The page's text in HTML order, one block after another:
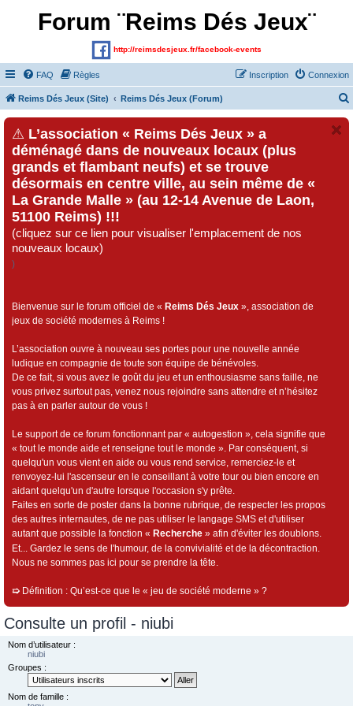
Forum ¨Reims Dés Jeux¨
http://reimsdesjeux.fr/facebook-events
FAQ Règles Connexion
Inscription
Reims Dés Jeux (Site) Reims Dés Jeux (Forum)
⚠ L’association « Reims Dés Jeux » a
déménagé dans de nouveaux locaux (plus
grands et flambant neufs) et se trouve
désormais en centre ville, au sein même de «
La Grande Malle » (au 12-14 Avenue de Laon,
51100 Reims) !!!
(cliquez sur ce lien pour visualiser l'emplacement de nos
nouveaux locaux)
)
Bienvenue sur le forum officiel de « Reims Dés Jeux », association de
jeux de société modernes à Reims !
L’association ouvre à nouveau ses portes pour une nouvelle année
ludique en compagnie de toute son équipe de bénévoles.
De ce fait, si vous avez le goût du jeu et un enthousiasme sans faille, ne
vous privez surtout pas, venez nous rejoindre sans attendre et n’hésitez
pas à en parler autour de vous !
Le support de ce forum fonctionnant par « autogestion », cela signifie que
« tout le monde aide et renseigne tout le monde ». Par conséquent, si
quelqu'un vous vient en aide ou vous rend service, remerciez-le et
renvoyez-lui l'ascenseur en le conseillant à votre tour ou bien encore en
aidant quelqu'un d'autre lorsque l'occasion s'y prête.
Faites en sorte de poster dans la bonne rubrique, de respecter les propos
des autres internautes, de ne pas utiliser le langage SMS et d'utiliser
autant que possible la fonction « Recherche » afin d'éviter les doublons.
Et... Gardez le sens de l'humour, de la convivialité et de la décontraction.
Nous ne sommes pas ici pour se prendre la tête.
➯ Définition : Qu’est-ce que le « jeu de société moderne » ?
Consulte un profil - niubi
Nom d’utilisateur :
niubi
Groupes :
Nom de famille :